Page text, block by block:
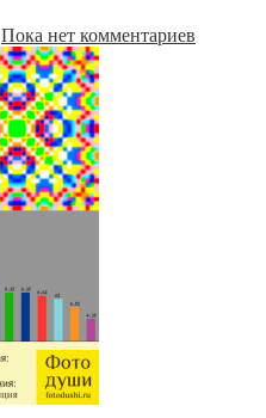
Пока нет комментариев